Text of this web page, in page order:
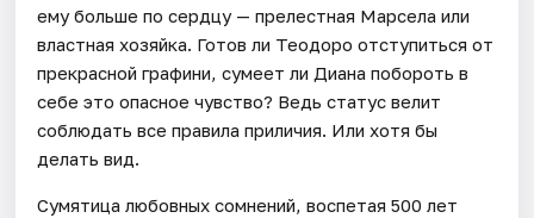
ему больше по сердцу — прелестная Марсела или
властная хозяйка. Готов ли Теодоро отступиться от
прекрасной графини, сумеет ли Диана побороть в
себе это опасное чувство? Ведь статус велит
соблюдать все правила приличия. Или хотя бы
делать вид.
Сумятица любовных сомнений, воспетая 500 лет